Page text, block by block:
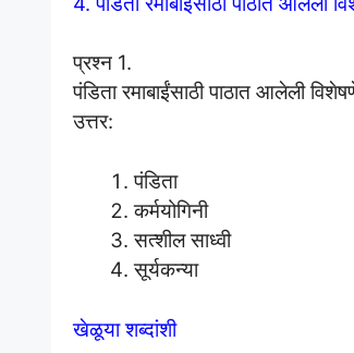
प्रश्न 1.
पंडिता रमाबाईंसाठी पाठात आलेली
उत्तर:
पंडिता
कर्मयोगिनी
सत्शील साध्वी
सूर्यकन्या
खेळूया शब्दांशी